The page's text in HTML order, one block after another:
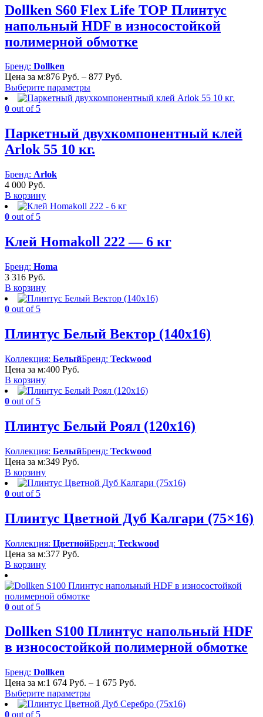
Dollken S60 Flex Life TOP Плинтус
напольный HDF в износостойкой
полимерной обмотке
Бренд: Dollken
Цена за м:876 Руб. – 877 Руб.
876 Руб.
Выберите параметры
0 out of 5
Паркетный двухкомпонентный клей
Arlok 55 10 кг.
Бренд: Arlok
4 000 Руб.
В корзину
0 out of 5
Клей Homakoll 222 — 6 кг
Бренд: Homa
3 316 Руб.
В корзину
0 out of 5
Плинтус Белый Вектор (140х16)
Коллекция: БелыйБренд: Teckwood
Цена за м:400 Руб.
В корзину
0 out of 5
Плинтус Белый Роял (120х16)
Коллекция: БелыйБренд: Teckwood
Цена за м:349 Руб.
В корзину
0 out of 5
Плинтус Цветной Дуб Калгари (75×16)
Коллекция: ЦветнойБренд: Teckwood
Цена за м:377 Руб.
В корзину
0 out of 5
Dollken S100 Плинтус напольный HDF
в износостойкой полимерной обмотке
Бренд: Dollken
Цена за м:1 674 Руб. – 1 675 Руб.
1
Выберите параметры
0 out of 5